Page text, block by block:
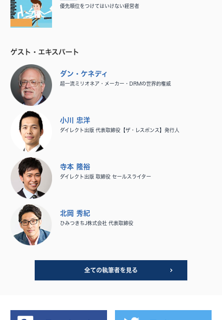
優先順位をつけてはいけない経営者
ゲスト・エキスパート
ダン・ケネディ
超一流ミリオネア・メーカー・DRMの世界的権威
小川 忠洋
ダイレクト出版 代表取締役【ザ・レスポンス】発行人
寺本 隆裕
ダイレクト出版 取締役 セールスライター
北岡 秀紀
ひみつきちJ株式会社 代表取締役
全ての執筆者を見る